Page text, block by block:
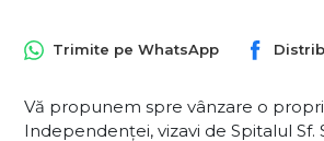
Trimite pe WhatsApp
Vă propunem spre vânzare o
Independenței, vizavi de Spitalul